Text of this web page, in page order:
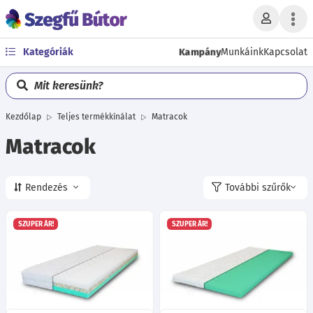
Kategóriák KampányMunkáinkKapcsolat
Mit keresünk?
Kezdőlap Teljes termékkínálat Matracok
Matracok
Rendezés További szűrők
SZUPER ÁR! SZUPER ÁR!